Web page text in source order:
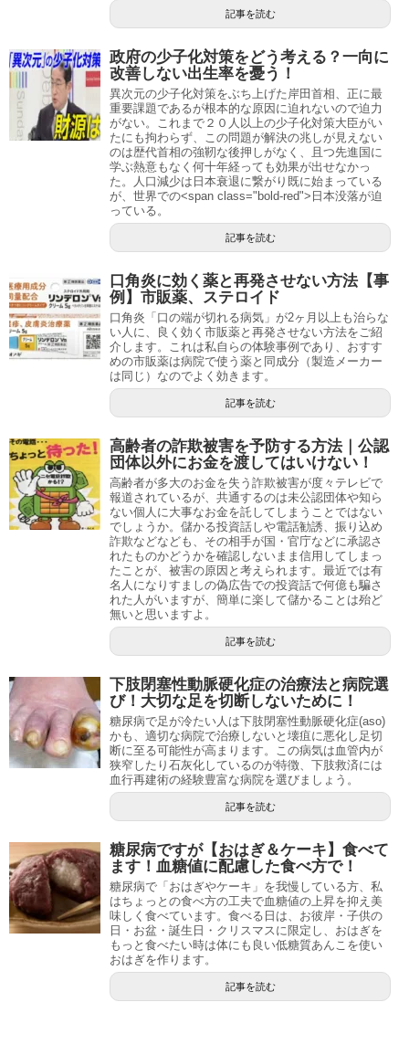
記事を読む
政府の少子化対策をどう考える？一向に
改善しない出生率を憂う！
異次元の少子化対策をぶち上げた岸田首相、正に最
重要課題であるが根本的な原因に迫れないので迫力
がない。これまで２０人以上の少子化対策大臣がい
たにも拘わらず、この問題が解決の兆しが見えない
のは歴代首相の強靭な後押しがなく、且つ先進国に
学ぶ熱意もなく何十年経っても効果が出せなかっ
た。人口減少は日本衰退に繋がり既に始まっている
が、世界での<span class="bold-red">日本没落が迫
っている。
記事を読む
口角炎に効く薬と再発させない方法【事
例】市販薬、ステロイド
口角炎「口の端が切れる病気」が2ヶ月以上も治らな
い人に、良く効く市販薬と再発させない方法をご紹
介します。これは私自らの体験事例であり、おすす
めの市販薬は病院で使う薬と同成分（製造メーカー
は同じ）なのでよく効きます。
記事を読む
高齢者の詐欺被害を予防する方法｜公認
団体以外にお金を渡してはいけない！
高齢者が多大のお金を失う詐欺被害が度々テレビで
報道されているが、共通するのは未公認団体や知ら
ない個人に大事なお金を託してしまうことではない
でしょうか。儲かる投資話しや電話勧誘、振り込め
詐欺などなども、その相手が国・官庁などに承認さ
れたものかどうかを確認しないまま信用してしまっ
たことが、被害の原因と考えられます。最近では有
名人になりすましの偽広告での投資話で何億も騙さ
れた人がいますが、簡単に楽して儲かることは殆ど
無いと思いますよ。
記事を読む
下肢閉塞性動脈硬化症の治療法と病院選
び！大切な足を切断しないために！
糖尿病で足が冷たい人は下肢閉塞性動脈硬化症(aso)
かも、適切な病院で治療しないと壊疽に悪化し足切
断に至る可能性が高まります。この病気は血管内が
狭窄したり石灰化しているのが特徴、下肢救済には
血行再建術の経験豊富な病院を選びましょう。
記事を読む
糖尿病ですが【おはぎ＆ケーキ】食べて
ます！血糖値に配慮した食べ方で！
糖尿病で「おはぎやケーキ」を我慢している方、私
はちょっとの食べ方の工夫で血糖値の上昇を抑え美
味しく食べています。食べる日は、お彼岸・子供の
日・お盆・誕生日・クリスマスに限定し、おはぎを
もっと食べたい時は体にも良い低糖質あんこを使い
おはぎを作ります。
記事を読む